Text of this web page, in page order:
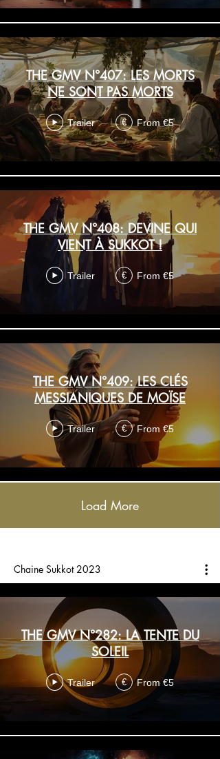
THE GMV N°407: LES MORTS
NE SONT PAS MORTS
Trailer € From €5
THE GMV N°408: DEVINE QUI
VIENT À SUKKOT !
Trailer € From €5
THE GMV N°409: LES CLÉS
MESSIANIQUES DE MOÏSE
Trailer € From €5
Load More
Chaine Sukkot 2023
THE GMV N°282: LA TENTE DU
SOLEIL
Trailer € From €5